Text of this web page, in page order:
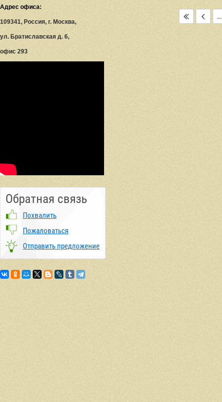
Адрес офиса:
109341, Россия, г. Москва,
ул. Братиславская д. 6,
офис 293
Обратная связь
Похвалить
Пожаловаться
Отправить предложение